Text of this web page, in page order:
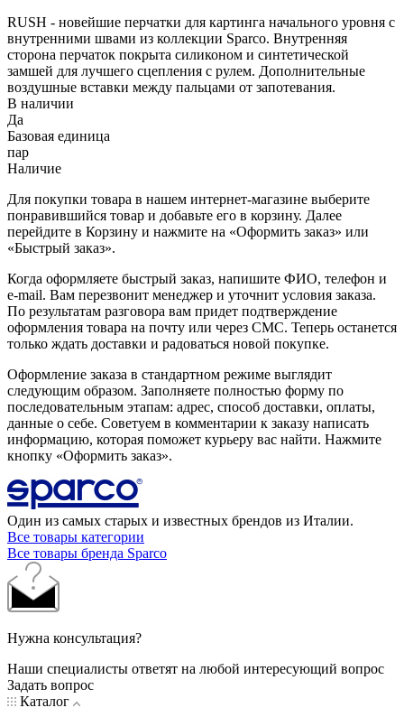
RUSH - новейшие перчатки для картинга начального уровня с
внутренними швами из коллекции Sparco. Внутренняя
сторона перчаток покрыта силиконом и синтетической
замшей для лучшего сцепления с рулем. Дополнительные
воздушные вставки между пальцами от запотевания.
В наличии
Да
Базовая единица
пар
Наличие
Для покупки товара в нашем интернет-магазине выберите
понравившийся товар и добавьте его в корзину. Далее
перейдите в Корзину и нажмите на «Оформить заказ» или
«Быстрый заказ».
Когда оформляете быстрый заказ, напишите ФИО, телефон и
e-mail. Вам перезвонит менеджер и уточнит условия заказа.
По результатам разговора вам придет подтверждение
оформления товара на почту или через СМС. Теперь останется
только ждать доставки и радоваться новой покупке.
Оформление заказа в стандартном режиме выглядит
следующим образом. Заполняете полностью форму по
последовательным этапам: адрес, способ доставки, оплаты,
данные о себе. Советуем в комментарии к заказу написать
информацию, которая поможет курьеру вас найти. Нажмите
кнопку «Оформить заказ».
Один из самых старых и известных брендов из Италии.
Все товары категории
Все товары бренда Sparco
Нужна консультация?
Наши специалисты ответят на любой интересующий вопрос
Задать вопрос
Каталог